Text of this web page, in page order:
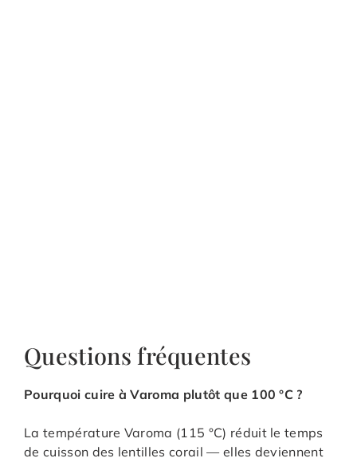
Questions fréquentes
Pourquoi cuire à Varoma plutôt que 100 °C ?
La température Varoma (115 °C) réduit le temps
de cuisson des lentilles corail — elles deviennent